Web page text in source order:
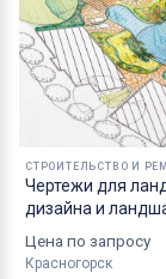
СТРОИТЕЛЬСТВО И
Чертежи для
дизайна и
работы в
Цена по запросу
Красногорск